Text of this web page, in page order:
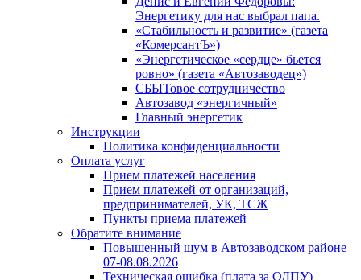
Энергетику для нас выбрал папа.
«Стабильность и развитие» (газета
«КомерсантЪ»)
«Энергетическое «сердце» бьется
ровно» (газета «Автозаводец»)
СБЫТовое сотрудничество
Автозавод «энергичный»
Главный энергетик
Инструкции
Политика конфиденциальности
Оплата услуг
Прием платежей населения
Прием платежей от организаций,
предпринимателей, УК, ТСЖ
Пункты приема платежей
Обратите внимание
Повышенный шум в Автозаводском районе
07-08.08.2026
Техническая ошибка (плата за ОДПУ)